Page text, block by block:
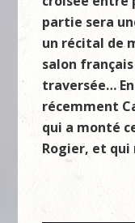
partie sera
un récital de
salon français
traversée…
récemment
qui a monté
Rogier, et qui